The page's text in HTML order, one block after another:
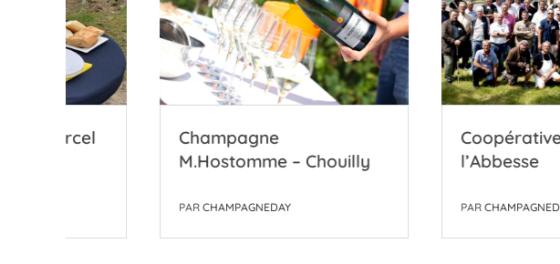
Champagne
M.Hostomme – Chouilly
CHAMPAGNEDAY
Coopérative de Nogent
l’Abbesse
CHAMPAGNEDAY